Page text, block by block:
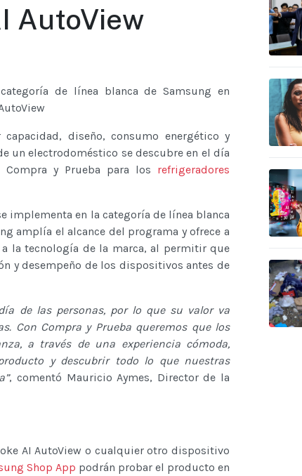
AutoView
de línea blanca de Samsung en
diseño, consumo energético y
un electrodoméstico se descubre en el día
y Prueba para los refrigeradores
implementa en la categoría de línea blanca
amplía el alcance del programa y ofrece a
la tecnología de la marca, al permitir que
y desempeño de los dispositivos antes de
de las personas, por lo que su valor va
Con Compra y Prueba queremos que los
a través de una experiencia cómoda,
y descubrir todo lo que nuestras
, comentó Mauricio Aymes, Director de la
AI AutoView o cualquier otro dispositivo
Shop App podrán probar el producto en